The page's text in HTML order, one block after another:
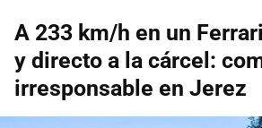
A 233 km/h en un
y directo a la cárcel:
irresponsable en Jerez